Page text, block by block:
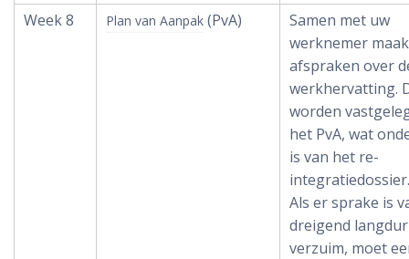
Week 8
Plan van Aanpak (PvA)
Samen met uw
werknemer
afspraken over
werkhervatting.
worden
het PvA, wat
is van het re-
integratiedossier.
Als er sprake is
dreigend
verzuim, moet